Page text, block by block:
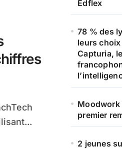
Edflex
78 % des
leurs
Capturia,
Moodwork
premier
2 jeunes